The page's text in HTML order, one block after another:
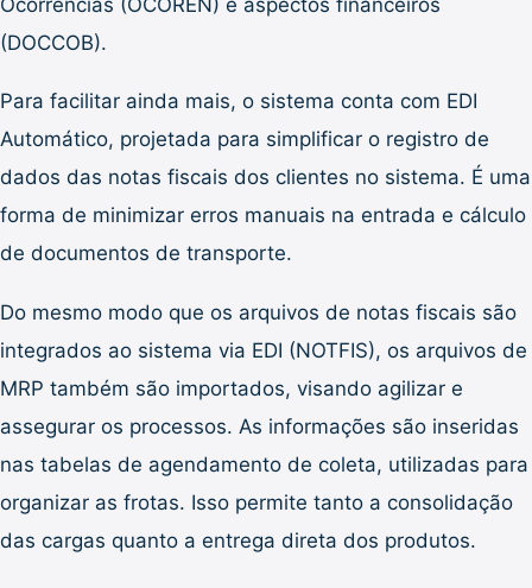
(DOCCOB).
Para facilitar ainda mais, o sistema conta com EDI
Automático, projetada para simplificar o registro de
dados das notas fiscais dos clientes no sistema. É uma
forma de minimizar erros manuais na entrada e cálculo
de documentos de transporte.
Do mesmo modo que os arquivos de notas fiscais são
integrados ao sistema via EDI (NOTFIS), os arquivos de
MRP também são importados, visando agilizar e
assegurar os processos. As informações são inseridas
nas tabelas de agendamento de coleta, utilizadas para
organizar as frotas. Isso permite tanto a consolidação
das cargas quanto a entrega direta dos produtos.